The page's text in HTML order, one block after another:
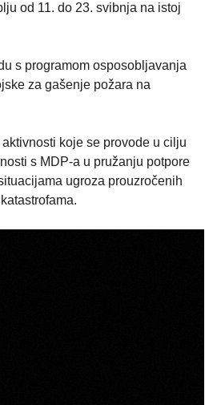
od 11. do 23. svibnja na istoj
s programom osposobljavanja
za gašenje požara na
koje se provode u cilju
s MDP-a u pružanju potpore
ugroza prouzročenih